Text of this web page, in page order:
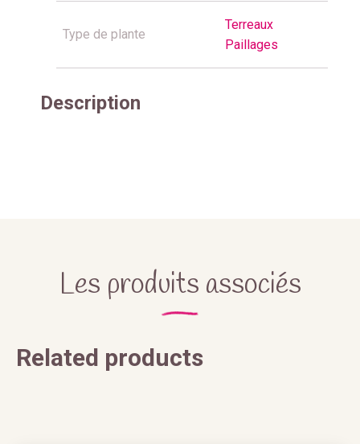
Type de plante
Terreaux
Paillages
Description
Les produits associés
Related products